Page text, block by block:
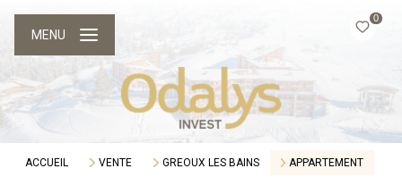
0
MENU
ACCUEIL VENTE GREOUX LES BAINS APPARTEMENT